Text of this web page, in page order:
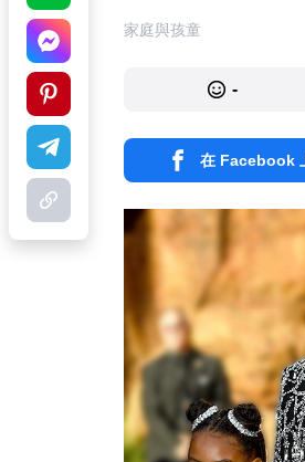
家庭與孩童
-
在 Facebook